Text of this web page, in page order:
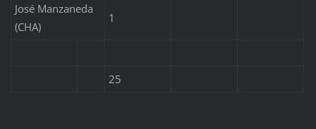
José Manzaneda
(CHA)
1
25